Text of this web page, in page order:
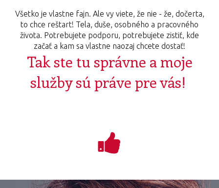
Všetko je vlastne fajn. Ale vy viete, že nie - že, dočerta,
to chce reštart! Tela, duše, osobného a pracovného
života. Potrebujete podporu, potrebujete zistiť, kde
začať a kam sa vlastne naozaj chcete dostať!
Tak ste tu správne a moje
služby sú práve pre vás!